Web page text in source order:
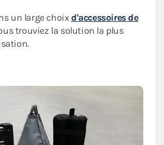
un large choixd'accessoires de
trouviez la solution la plus